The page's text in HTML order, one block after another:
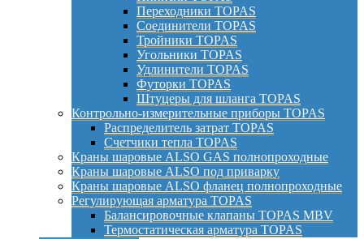
Переходники TOPAS
Соединители TOPAS
Тройники TOPAS
Угольники TOPAS
Удлинители TOPAS
Футорки TOPAS
Штуцеры для шланга TOPAS
Контрольно-измерительные приборы TOPAS
Распределитель затрат TOPAS
Счетчики тепла TOPAS
Краны шаровые ALSO GAS полнопроходные
Краны шаровые ALSO под приварку
Краны шаровые ALSO фланец полнопроходные
Регулирующая арматура TOPAS
Балансировочные клапаны TOPAS MBV
Термостатическая арматура TOPAS